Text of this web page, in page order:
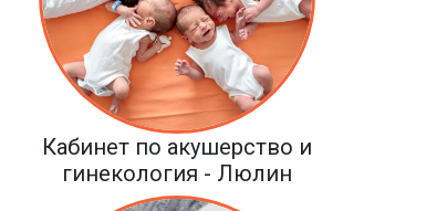
Кабинет по акушерство и
гинекология - Люлин